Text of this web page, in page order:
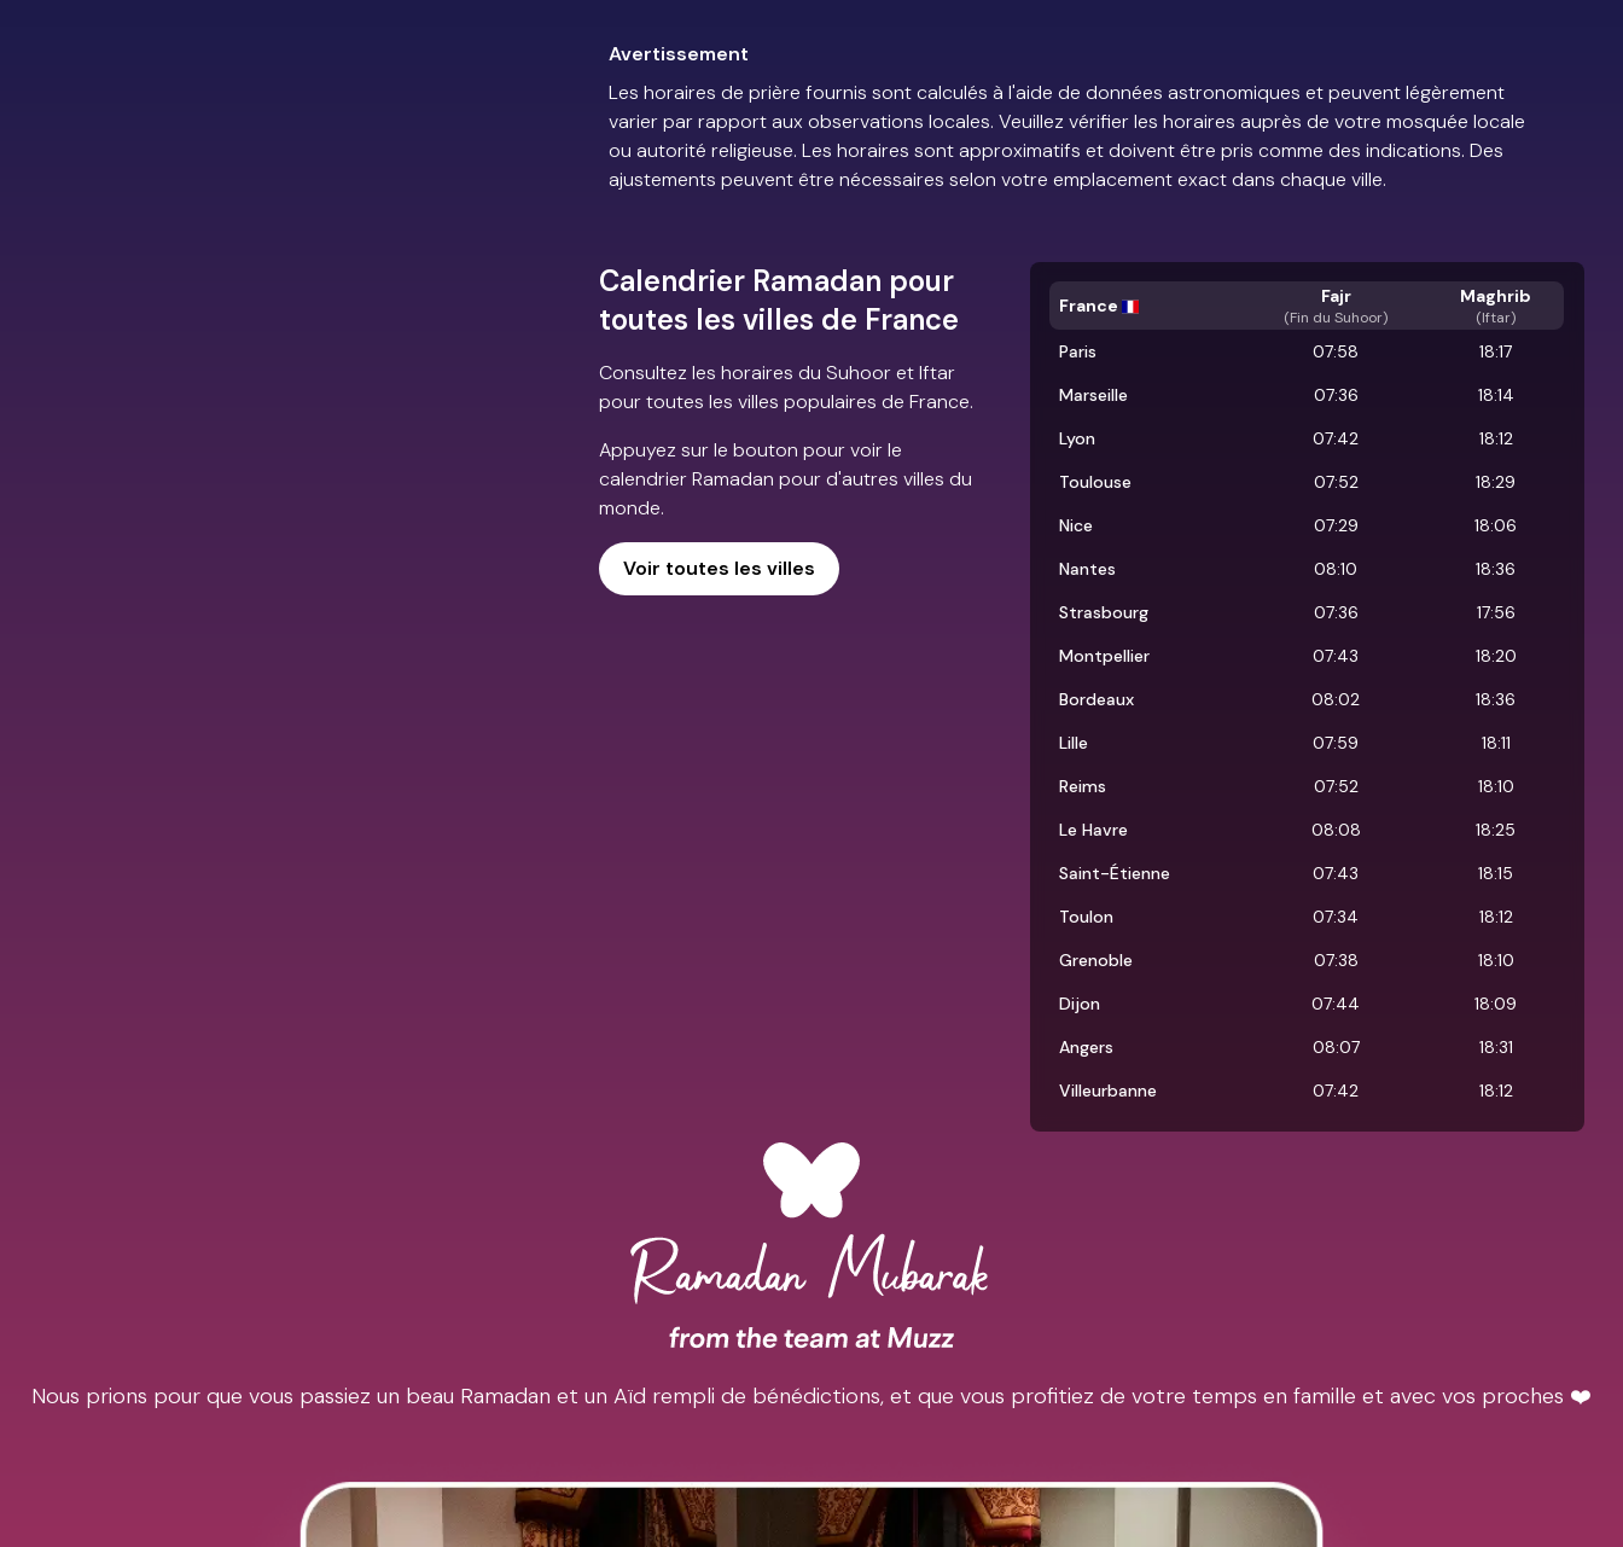
Avertissement
Les horaires de prière fournis sont calculés à l'aide de données astronomiques et peuvent légèrement
varier par rapport aux observations locales. Veuillez vérifier les horaires auprès de votre mosquée locale
ou autorité religieuse. Les horaires sont approximatifs et doivent être pris comme des indications. Des
ajustements peuvent être nécessaires selon votre emplacement exact dans chaque ville.
Calendrier Ramadan pour
toutes les villes de France
Consultez les horaires du Suhoor et Iftar
pour toutes les villes populaires de France.
Appuyez sur le bouton pour voir le
calendrier Ramadan pour d'autres villes du
monde.
Voir toutes les villes
France Fajr
(Fin du Suhoor)
Maghrib
(Iftar)
Paris 07:58
18:17
Marseille
07:36
18:14
Lyon
07:42
18:12
Toulouse
07:52
18:29
Nice
07:29
18:06
Nantes
08:10
18:36
Strasbourg
07:36
17:56
Montpellier
07:43
18:20
Bordeaux
08:02
18:36
Lille
07:59
18:11
Reims
07:52
18:10
Le Havre
08:08
18:25
Saint-Étienne
07:43
18:15
Toulon
07:34
18:12
Grenoble
07:38
18:10
Dijon
07:44
18:09
Angers
08:07
18:31
Villeurbanne
07:42 18:12
Nous prions pour que vous passiez un beau Ramadan et un Aïd rempli de bénédictions, et que vous profitiez de votre temps en famille et avec vos proches ❤️